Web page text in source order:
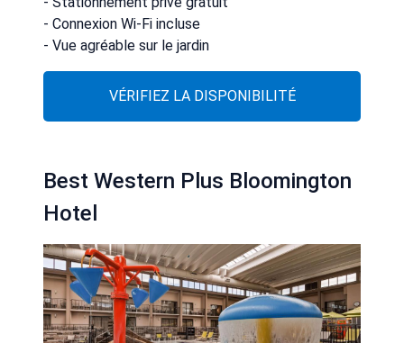
- Connexion Wi-Fi incluse
- Vue agréable sur le jardin
VÉRIFIEZ LA DISPONIBILITÉ
Best Western Plus Bloomington
Hotel